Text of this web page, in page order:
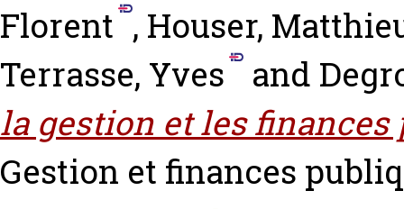
Florent , Houser,
Terrasse, Yves
and
la gestion et les finances
Gestion et finances